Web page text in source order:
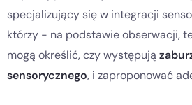
specjalizujący się w integracji
którzy - na podstawie obserwacji,
mogą określić, czy występują
sensorycznego, i zaproponować